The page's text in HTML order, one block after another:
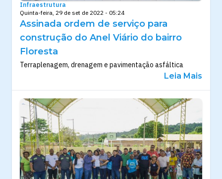
Infraestrutura
Quinta-feira, 29 de set de 2022 - 05:24
Assinada ordem de serviço para
construção do Anel Viário do bairro
Floresta
Terraplenagem, drenagem e pavimentação asfáltica
Leia Mais